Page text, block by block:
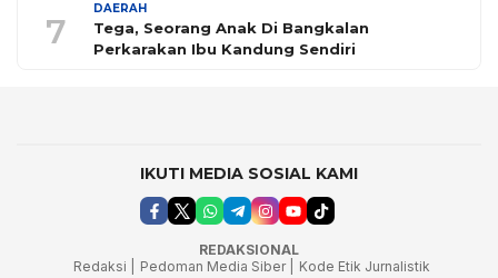
7
DAERAH
Tega, Seorang Anak Di Bangkalan
Perkarakan Ibu Kandung Sendiri
IKUTI MEDIA SOSIAL KAMI
REDAKSIONAL
Redaksi |
Pedoman Media Siber | Kode Etik Jurnalistik